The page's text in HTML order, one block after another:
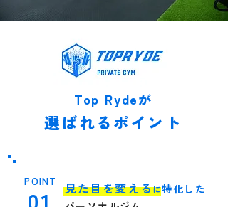
Top Rydeが
選ばれるポイント
POINT
01 見た目を変えるに特化した